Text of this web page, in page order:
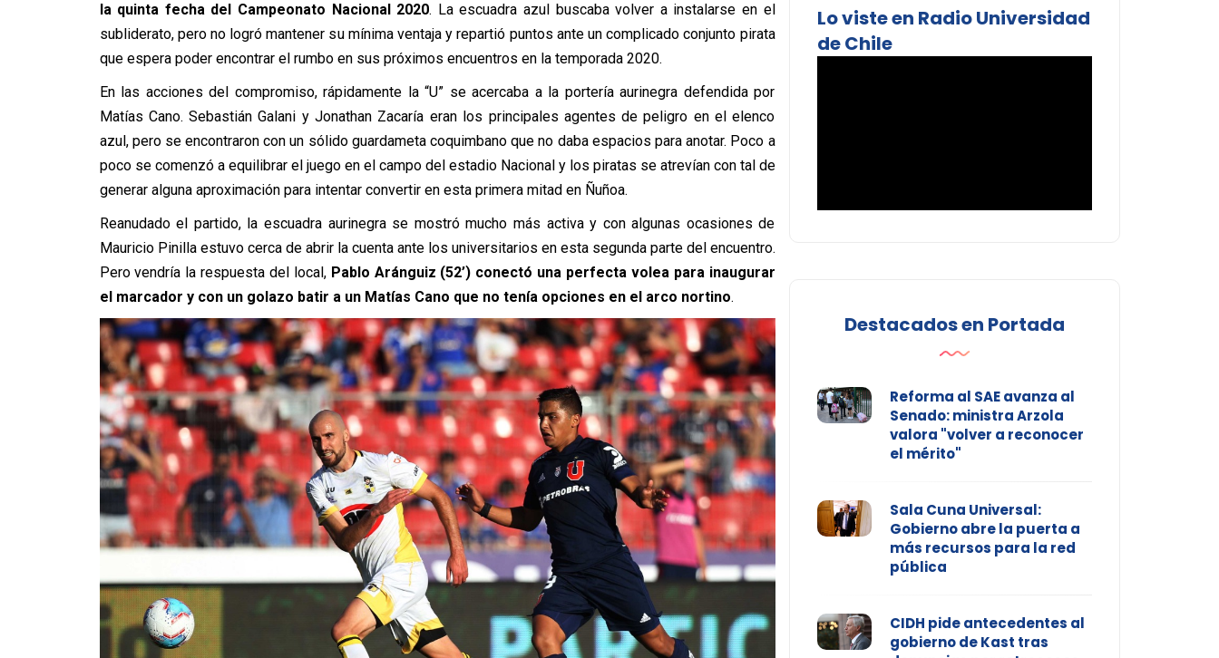
la quinta fecha del Campeonato Nacional 2020. La escuadra azul buscaba volver a instalarse en el
subliderato, pero no logró mantener su mínima ventaja y repartió puntos ante un complicado conjunto pirata
que espera poder encontrar el rumbo en sus próximos encuentros en la temporada 2020.
En las acciones del compromiso, rápidamente la “U” se acercaba a la portería aurinegra defendida por
Matías Cano. Sebastián Galani y Jonathan Zacaría eran los principales agentes de peligro en el elenco
azul, pero se encontraron con un sólido guardameta coquimbano que no daba espacios para anotar. Poco a
poco se comenzó a equilibrar el juego en el campo del estadio Nacional y los piratas se atrevían con tal de
generar alguna aproximación para intentar convertir en esta primera mitad en Ñuñoa.
Reanudado el partido, la escuadra aurinegra se mostró mucho más activa y con algunas ocasiones de
Mauricio Pinilla estuvo cerca de abrir la cuenta ante los universitarios en esta segunda parte del encuentro.
Pero vendría la respuesta del local, Pablo Aránguiz (52’) conectó una perfecta volea para inaugurar
el marcador y con un golazo batir a un Matías Cano que no tenía opciones en el arco nortino.
Lo viste en Radio Universidad
de Chile
Destacados en Portada
Reforma al SAE avanza al
Senado: ministra Arzola
valora "volver a reconocer
el mérito"
Sala Cuna Universal:
Gobierno abre la puerta a
más recursos para la red
pública
CIDH pide antecedentes al
gobierno de Kast tras